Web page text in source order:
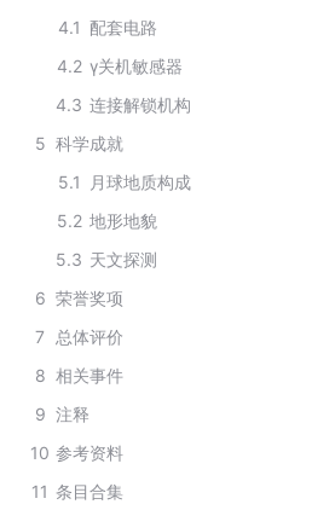
4.1 配套电路
4.2 γ关机敏感器
4.3 连接解锁机构
5 科学成就
5.1
月球地质构成
5.2 地形地貌
5.3 天文探测
6 荣誉奖项
7
总体评价
8 相关事件
9 注释
10 参考资料
11 条目合集